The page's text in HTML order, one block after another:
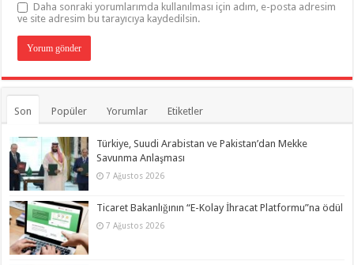
Daha sonraki yorumlarımda kullanılması için adım, e-posta adresim
ve site adresim bu tarayıcıya kaydedilsin.
Son Popüler Yorumlar Etiketler
Türkiye, Suudi Arabistan ve Pakistan’dan Mekke
Savunma Anlaşması
7 Ağustos 2026
Ticaret Bakanlığının “E-Kolay İhracat Platformu”na ödül
7 Ağustos 2026